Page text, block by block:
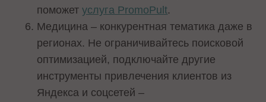
поможетуслуга PromoPult.
Медицина – конкурентная тематика даже в
регионах. Не ограничивайтесь поисковой
оптимизацией, подключайте другие
инструменты привлечения клиентов из
Яндекса и соцсетей –